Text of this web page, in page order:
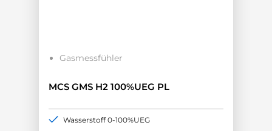
Gasmessfühler
MCS GMS H2 100%UEG PL
Wasserstoff 0-100%UEG